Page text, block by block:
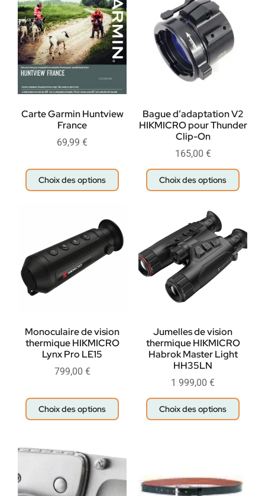
Carte Garmin Huntview
France
69,99 €
Choix des options
Bague d’adaptation V2
HIKMICRO pour Thunder
Clip-On
165,00 €
Choix des options
Monoculaire de vision
thermique HIKMICRO
Lynx Pro LE15
799,00 €
Choix des options
Jumelles de vision
thermique HIKMICRO
Habrok Master Light
HH35LN
1 999,00 €
Choix des options